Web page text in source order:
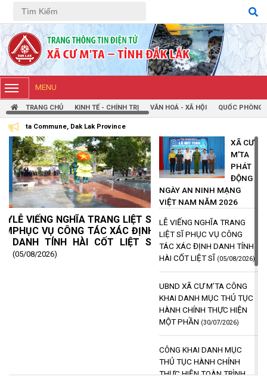
Tiếng Việt Tiếng Anh
MENU
TRANG CHỦ KINH TẾ - CHÍNH TRỊ VĂN HOÁ - XÃ HỘI QUỐC PHÒNG
Lak Province
LỄ VIẾNG NGHĨA TRANG LIỆT SĨ
PHỤC VỤ CÔNG TÁC XÁC ĐỊNH
DANH TÍNH HÀI CỐT LIỆT SĨ
(05/08/2026)
XÃ CƯ
M’TA
PHÁT
ĐỘNG
NGÀY AN NINH MẠNG
VIỆT NAM NĂM 2026
LỄ VIẾNG NGHĨA TRANG
LIỆT SĨ PHỤC VỤ CÔNG
TÁC XÁC ĐỊNH DANH TÍNH
HÀI CỐT LIỆT SĨ (05/08/2026)
UBND XÃ CƯ M’TA CÔNG
KHAI DANH MỤC THỦ TỤC
HÀNH CHÍNH THỰC HIỆN
MỘT PHẦN (30/07/2026)
CÔNG KHAI DANH MỤC
THỦ TỤC HÀNH CHÍNH
THỰC HIỆN TOÀN TRÌNH